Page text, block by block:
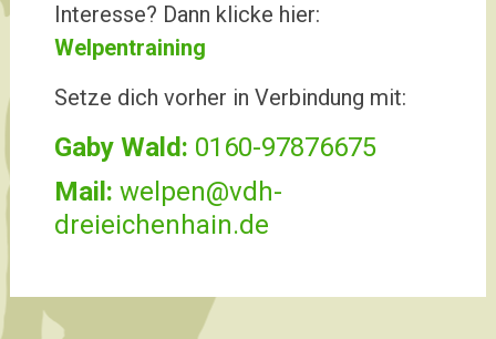
Interesse? Dann klicke hier:
Welpentraining
Setze dich vorher in Verbindung mit:
Gaby Wald: 0160-97876675
Mail: welpen@vdh-
dreieichenhain.de